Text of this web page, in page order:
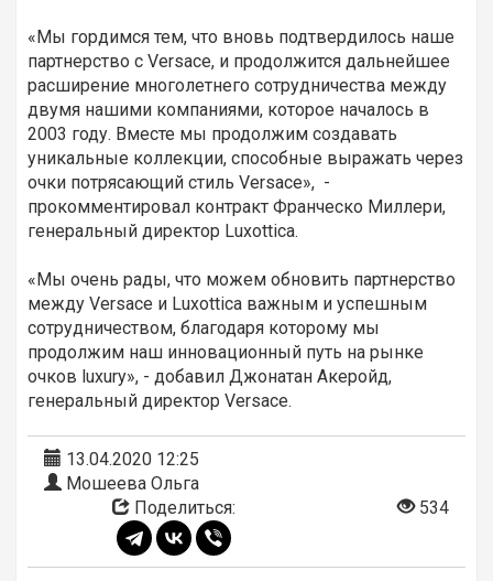
«Мы гордимся тем, что вновь подтвердилось наше
партнерство с Versace, и продолжится дальнейшее
расширение многолетнего сотрудничества между
двумя нашими компаниями, которое началось в
2003 году. Вместе мы продолжим создавать
уникальные коллекции, способные выражать через
очки потрясающий стиль Versace», -
прокомментировал контракт Франческо Миллери,
генеральный директор Luxottica.
«Мы очень рады, что можем обновить партнерство
между Versace и Luxottica важным и успешным
сотрудничеством, благодаря которому мы
продолжим наш инновационный путь на рынке
очков luxury», - добавил Джонатан Акеройд,
генеральный директор Versace.
13.04.2020 12:25
Мошеева Ольга
Поделиться:
534